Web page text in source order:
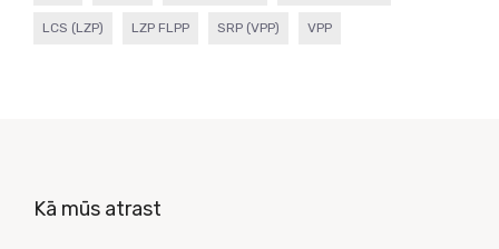
LCS (LZP) LZP FLPP SRP (VPP) VPP
Kā mūs atrast